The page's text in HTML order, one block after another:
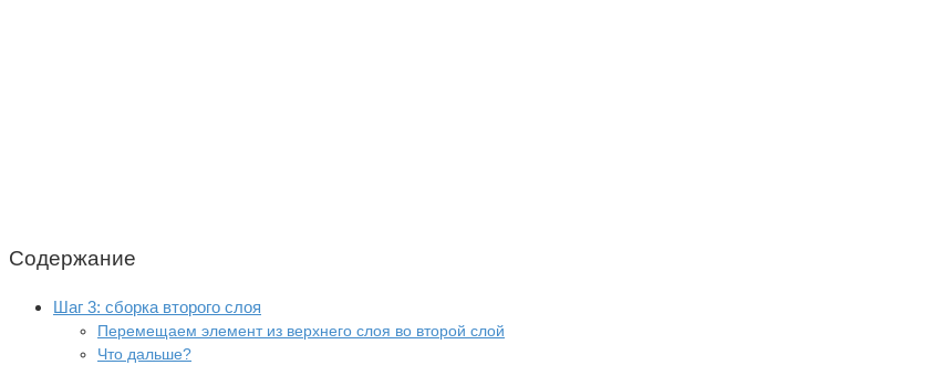
Содержание
Шаг 3: сборка второго слоя
Перемещаем элемент из верхнего слоя во второй слой
Что дальше?